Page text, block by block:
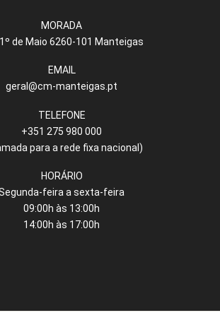
MORADA
de Maio 6260-101 Manteigas
EMAIL
geral@cm-manteigas.pt
TELEFONE
+351 275 980 000
para a rede fixa nacional)
HORÁRIO
feira a sexta-feira
09:00h às 13:00h
14:00h às 17:00h